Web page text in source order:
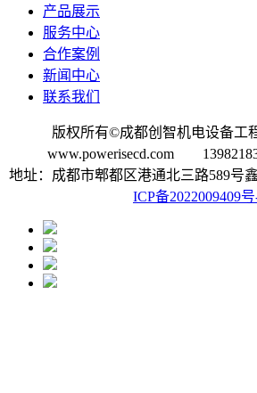
产品展示
服务中心
合作案例
新闻中心
联系我们
版权所有©成都创智机电设备
www.powerisecd.com
地址：成都市郫都区港通北三路589号
ICP备2022009409号